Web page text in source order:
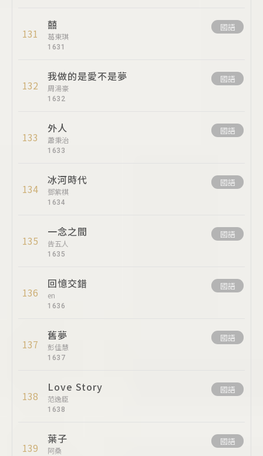
131
囍
葛東琪
1631
國語
132
我做的是愛不是夢
周湯豪
1632
國語
133
外人
蕭秉治
1633
國語
134
冰河時代
鄧紫棋
1634
國語
135
一念之間
告五人
1635
國語
136
回憶交錯
en
1636
國語
137
舊夢
彭佳慧
1637
國語
138
Love Story
范逸臣
1638
國語
139
葉子
阿桑
國語